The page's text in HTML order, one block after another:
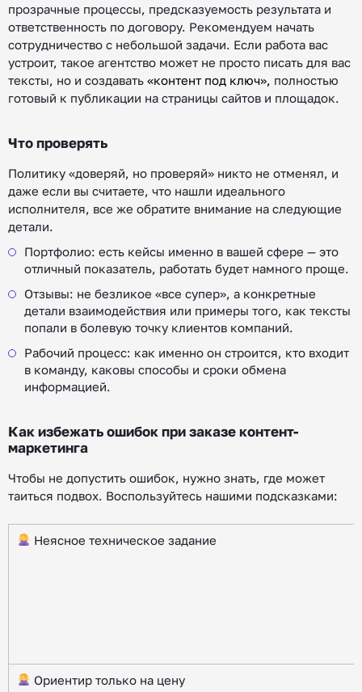
прозрачные процессы, предсказуемость результата и
ответственность по договору. Рекомендуем начать
сотрудничество с небольшой задачи. Если работа вас
устроит, такое агентство может не просто писать для вас
тексты, но и создавать «контент под ключ», полностью
готовый к публикации на страницы сайтов и площадок.
Что проверять
Политику «доверяй, но проверяй» никто не отменял, и
даже если вы считаете, что нашли идеального
исполнителя, все же обратите внимание на следующие
детали.
Портфолио: есть кейсы именно в вашей сфере — это
отличный показатель, работать будет намного проще.
Отзывы: не безликое «все супер», а конкретные
детали взаимодействия или примеры того, как тексты
попали в болевую точку клиентов компаний.
Рабочий процесс: как именно он строится, кто входит
в команду, каковы способы и сроки обмена
информацией.
Как избежать ошибок при заказе контент-
маркетинга
Чтобы не допустить ошибок, нужно знать, где может
таиться подвох. Воспользуйтесь нашими подсказками:
Неясное техническое задание
Ориентир только на цену